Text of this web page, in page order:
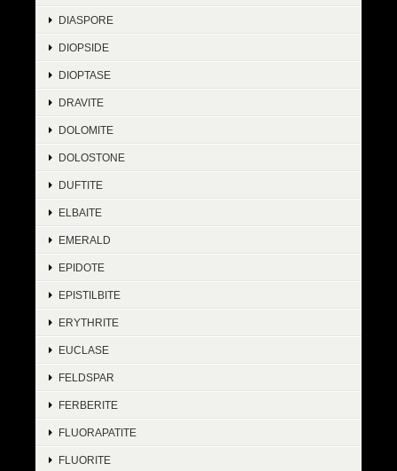
DIASPORE
DIOPSIDE
DIOPTASE
DRAVITE
DOLOMITE
DOLOSTONE
DUFTITE
ELBAITE
EMERALD
EPIDOTE
EPISTILBITE
ERYTHRITE
EUCLASE
FELDSPAR
FERBERITE
FLUORAPATITE
FLUORITE